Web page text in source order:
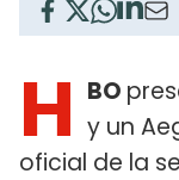
H BO
y un
oficial de la